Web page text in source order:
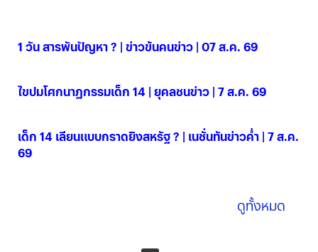
1 วัน สารพันปัญหา ? | ข่าวข้นคนข่าว | 07 ส.ค. 69
ไขปมโศกนาฏกรรมเด็ก 14 | ยุคลชนข่าว | 7 ส.ค. 69
เด็ก 14 เลียนแบบกราดยิงสหรัฐ ? | เนชั่นทันข่าวค่ำ | 7 ส.ค.
69
ดูทั้งหมด